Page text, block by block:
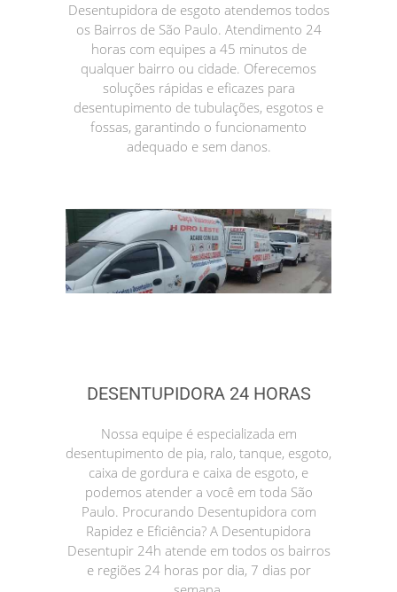
Desentupidora de esgoto atendemos todos
os Bairros de São Paulo. Atendimento 24
horas com equipes a 45 minutos de
qualquer bairro ou cidade. Oferecemos
soluções rápidas e eficazes para
desentupimento de tubulações, esgotos e
fossas, garantindo o funcionamento
adequado e sem danos.
DESENTUPIDORA 24 HORAS
Nossa equipe é especializada em
desentupimento de pia, ralo, tanque, esgoto,
caixa de gordura e caixa de esgoto, e
podemos atender a você em toda São
Paulo. Procurando Desentupidora com
Rapidez e Eficiência? A Desentupidora
Desentupir 24h atende em todos os bairros
e regiões 24 horas por dia, 7 dias por